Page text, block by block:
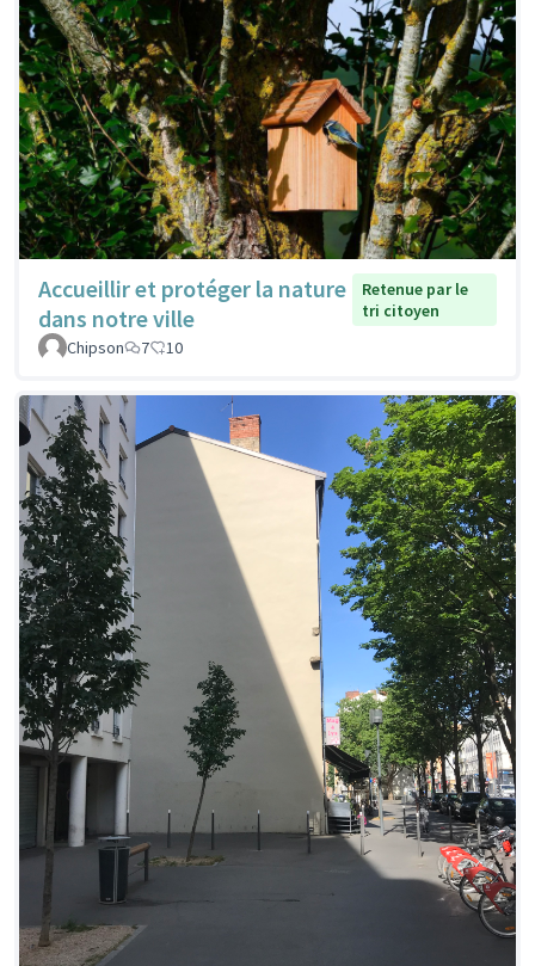
Accueillir et protéger la nature
dans notre ville
Retenue par le
tri citoyen
Chipson
7 10